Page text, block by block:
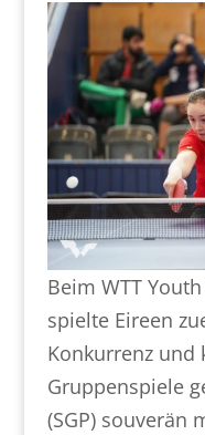
Beim WTT
spielte Eireen
Konkurrenz und
Gruppenspiele
(SGP) souverän